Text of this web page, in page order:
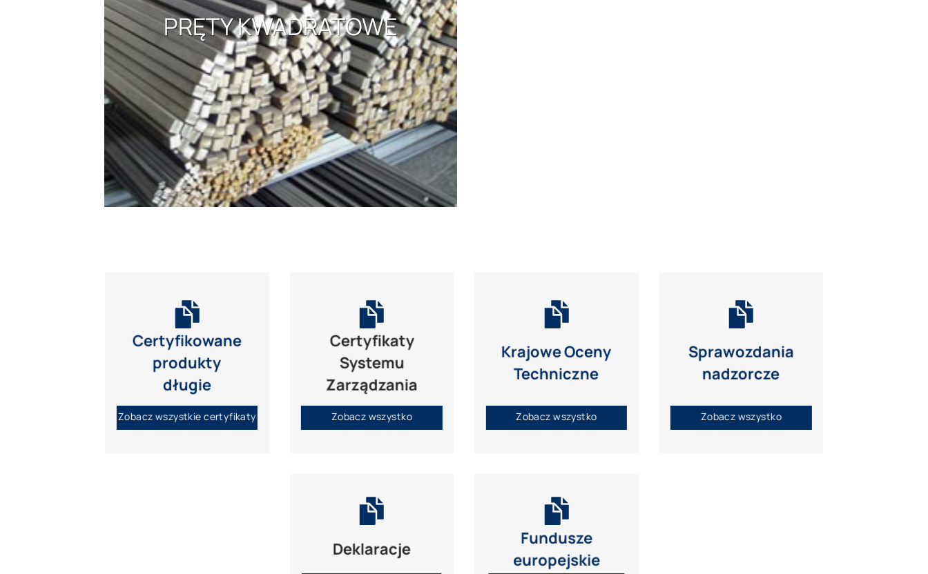
PRĘTY KWADRATOWE
Certyfikowane
produkty
długie
Zobacz wszystkie certyfikaty
Certyfikaty
Systemu
Zarządzania
Zobacz wszystko
Krajowe Oceny
Techniczne
Zobacz wszystko
Sprawozdania
nadzorcze
Zobacz wszystko
Deklaracje
Fundusze
europejskie